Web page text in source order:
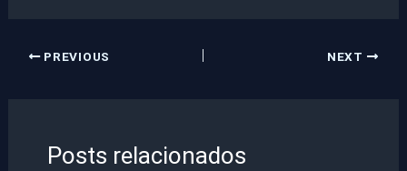
PREVIOUS NEXT
Posts relacionados